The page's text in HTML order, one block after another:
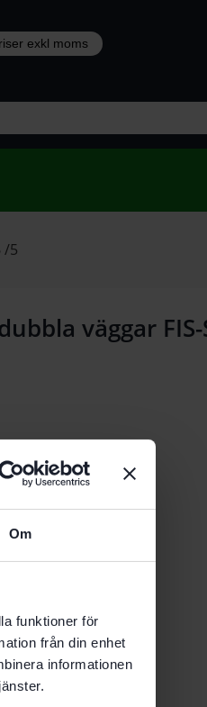
Om
funktioner för
från din enhet
informationen
/5
väggar FIS-